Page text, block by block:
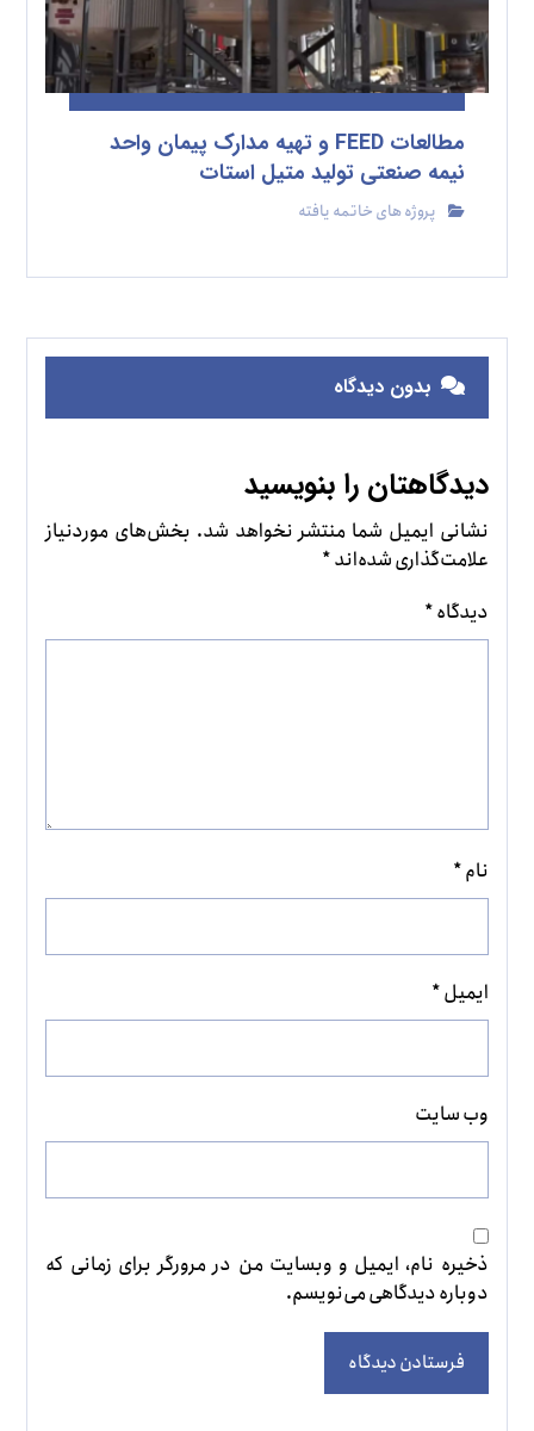
مطالعات FEED و تهیه مدارک پیمان واحد
نیمه صنعتی تولید متیل استات
پروژه های خاتمه یافته
بدون دیدگاه
دیدگاهتان را بنویسید
نشانی ایمیل شما منتشر نخواهد شد. بخش‌های موردنیاز
علامت‌گذاری شده‌اند*
دیدگاه*
نام*
ایمیل*
وب‌ سایت
ذخیره نام، ایمیل و وبسایت من در مرورگر برای زمانی که
دوباره دیدگاهی می‌نویسم.
فرستادن دیدگاه